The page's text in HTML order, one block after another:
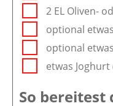
2 EL Oliven-
optional
optional
etwas Joghurt
So bereitest